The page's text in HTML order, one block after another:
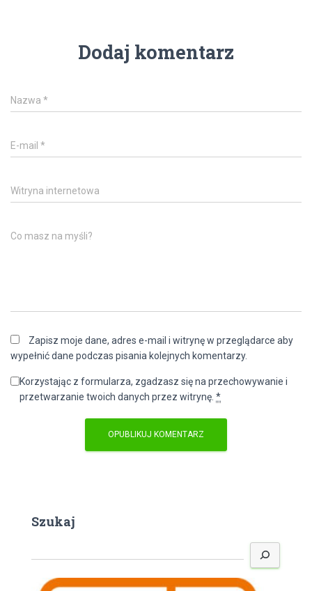
Dodaj komentarz
Nazwa *
E-mail *
Witryna internetowa
Co masz na myśli?
Zapisz moje dane, adres e-mail i witrynę w przeglądarce aby
wypełnić dane podczas pisania kolejnych komentarzy.
Korzystając z formularza, zgadzasz się na przechowywanie i
przetwarzanie twoich danych przez witrynę. *
Szukaj
z